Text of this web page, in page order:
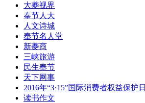
大夔视界
奉节人大
人文诗城
奉节名人堂
新夔商
三峡旅游
民生奉节
天下网事
2016年“3·15”国际消费者权益保护日
读书作文